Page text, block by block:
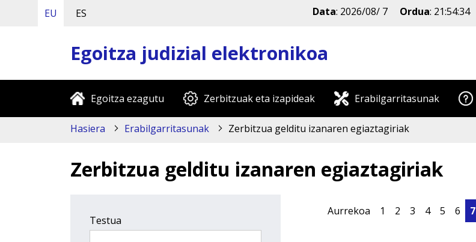
EU ES Data: 2026/08/ 7 Ordua: 21:54:34
Egoitza judizial elektronikoa
Egoitza ezagutu Zerbitzuak eta izapideak Erabilgarritasunak
Hasiera
Erabilgarritasunak Zerbitzua gelditu izanaren egiaztagiriak
Zerbitzua gelditu izanaren egiaztagiriak
Testua
Aurrekoa 1 2 3 4 5 6 7